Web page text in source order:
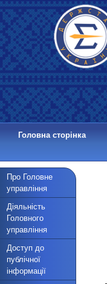
Головна сторінка
Про Головне
управління
Діяльність
Головного
управління
Доступ до
публічної
інформації